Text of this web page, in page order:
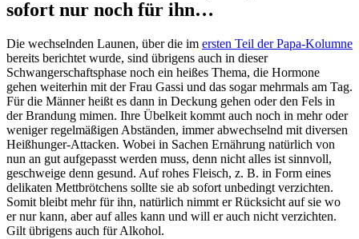
sofort nur noch für ihn…
Die wechselnden Launen, über die im ersten Teil der Papa-Kolumne
bereits berichtet wurde, sind übrigens auch in dieser
Schwangerschaftsphase noch ein heißes Thema, die Hormone
gehen weiterhin mit der Frau Gassi und das sogar mehrmals am Tag.
Für die Männer heißt es dann in Deckung gehen oder den Fels in
der Brandung mimen. Ihre Übelkeit kommt auch noch in mehr oder
weniger regelmäßigen Abständen, immer abwechselnd mit diversen
Heißhunger-Attacken. Wobei in Sachen Ernährung natürlich von
nun an gut aufgepasst werden muss, denn nicht alles ist sinnvoll,
geschweige denn gesund. Auf rohes Fleisch, z. B. in Form eines
delikaten Mettbrötchens sollte sie ab sofort unbedingt verzichten.
Somit bleibt mehr für ihn, natürlich nimmt er Rücksicht auf sie wo
er nur kann, aber auf alles kann und will er auch nicht verzichten.
Gilt übrigens auch für Alkohol.